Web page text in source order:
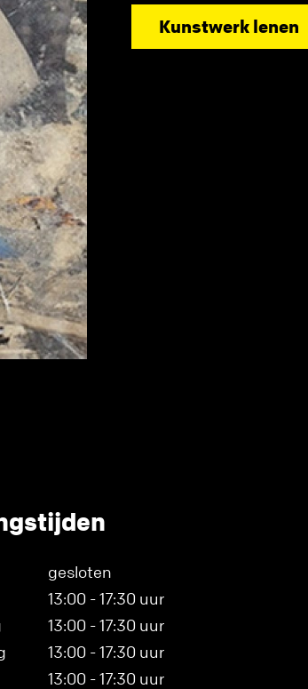
Kunstwerk lenen
gesloten
13:00 - 17:30 uur
13:00 - 17:30 uur
13:00 - 17:30 uur
13:00 - 17:30 uur